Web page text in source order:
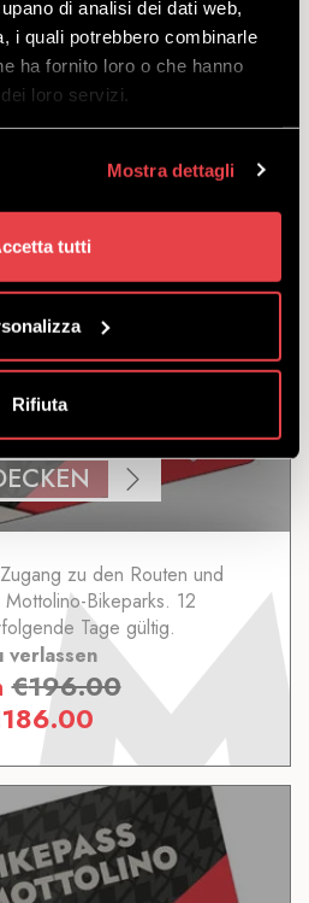
di analisi dei dati web,
i quali potrebbero combinarle
ha fornito loro o che hanno
loro servizi.
Mostra dettagli
tutti
Rifiuta
Zugang zum Mottolino-
bis 16.40 Uhr geöffnet ist.
12 TAGE
zu den Routen und
Bikeparks. 12
Tage gültig.
verlassen
€196.00
186.00